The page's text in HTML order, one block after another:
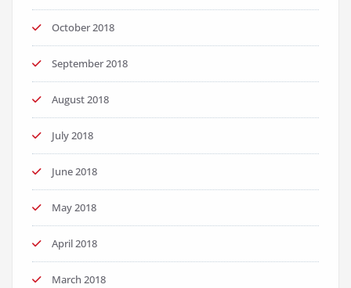
October 2018
September 2018
August 2018
July 2018
June 2018
May 2018
April 2018
March 2018